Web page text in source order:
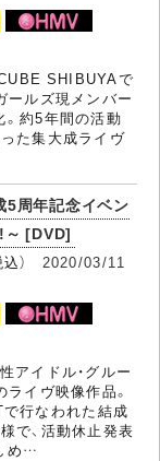
SHIBUYAで
ールズ現メンバー
約5年間の活動
た集大成ライヴ
5周年記念イベン
[DVD]
） 2020/03/11
アイドル・グルー
ライヴ映像作品。
行なわれた結成
で、活動休止発表
め…